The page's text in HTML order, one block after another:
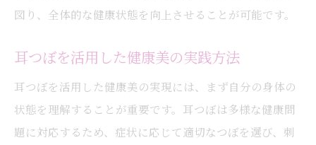
耳つぼの秘訣を明かす専門家インタビュー
耳つぼで得られる持続的な美容効果
耳つぼセラピーで開花する内なる美しさ
耳つぼで日常に新たなエネルギーを取り入れる
図り、全体的な健康状態を向上させることが可能です。
耳つぼを活用した健康美の実践方法
耳つぼを活用した健康美の実現には、まず自分の身体の
状態を理解することが重要です。耳つぼは多様な健康問
題に対応するため、症状に応じて適切なつぼを選び、刺